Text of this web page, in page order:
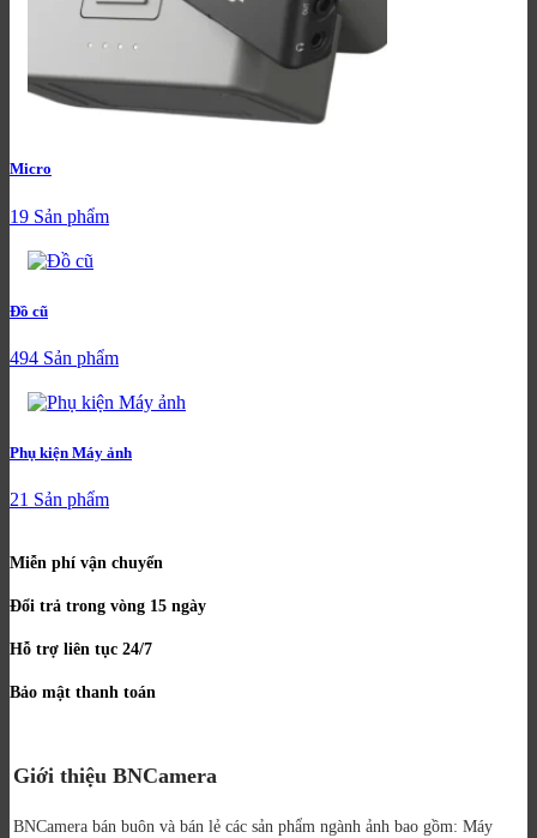
Micro
19 Sản phẩm
Đồ cũ
494 Sản phẩm
Phụ kiện Máy ảnh
21 Sản phẩm
Miễn phí vận chuyển
Đổi trả trong vòng 15 ngày
Hỗ trợ liên tục 24/7
Bảo mật thanh toán
Giới thiệu BNCamera
BNCamera bán buôn và bán lẻ các sản phẩm ngành ảnh bao gồm: Máy